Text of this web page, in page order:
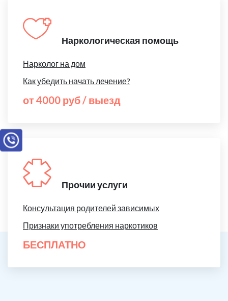
Наркологическая помощь
Нарколог на дом
Как убедить начать лечение?
от 4000 руб / выезд
Прочии услуги
Консультация родителей зависимых
Признаки употребления наркотиков
БЕСПЛАТНО